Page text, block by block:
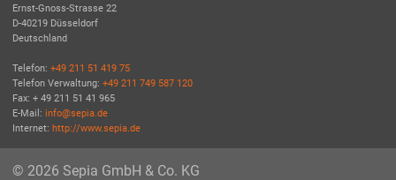
Ernst-Gnoss-Strasse 22
D-40219 Düsseldorf
Deutschland
Telefon: +49 211 51 419 75
Telefon Verwaltung: +49 211 749 587 120
Fax: + 49 211 51 41 965
E-Mail: info@sepia.de
Internet: http://www.sepia.de
© 2026 Sepia GmbH & Co. KG